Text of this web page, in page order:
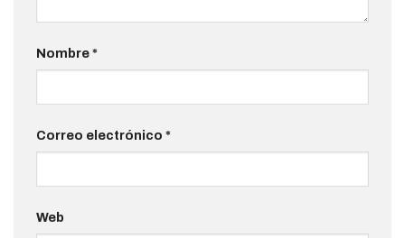
Nombre*
Correo electrónico *
Web